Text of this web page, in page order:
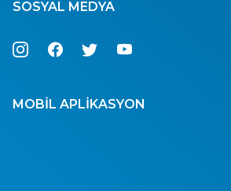
SOSYAL MEDYA
MOBİL APLİKASYON